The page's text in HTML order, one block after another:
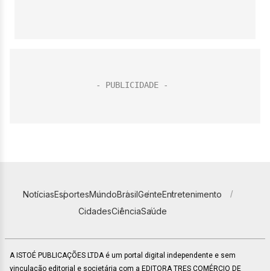
NotíciasEsportesMundoBrasilGenteEntretenimento
CidadesCiênciaSaúde
A ISTOÉ PUBLICAÇÕES LTDA é um portal digital independente e sem
vinculação editorial e societária com a EDITORA TRES COMÉRCIO DE